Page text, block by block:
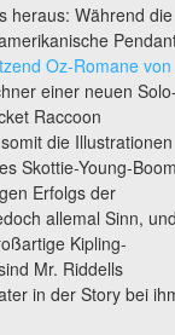
heraus: Während die
Oz-Romane von
einer neuen Solo-
Raccoon
die Illustrationen
Skottie-Young-
Erfolgs der
allemal Sinn, und
Kipling-
Mr. Riddells
in der Story bei